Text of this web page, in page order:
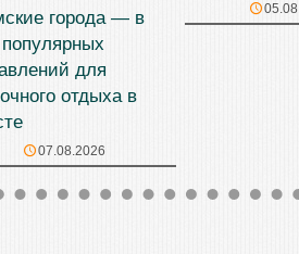
города — в
для
отдыха в
07.08.2026